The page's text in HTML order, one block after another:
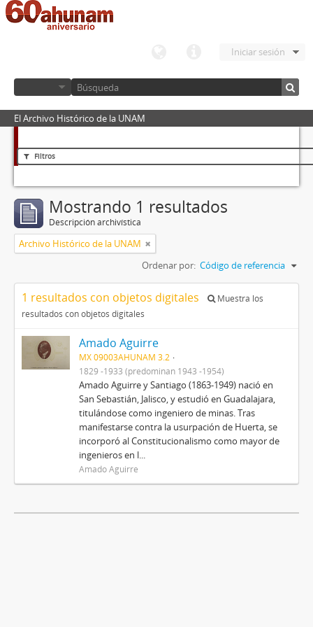
Iniciar sesión
El Archivo Histórico de la UNAM
Filtros
Mostrando 1 resultados
Descripción archivística
Archivo Histórico de la UNAM
Ordenar por: Código de referencia
1 resultados con objetos digitales
Muestra los
resultados con objetos digitales
Amado Aguirre
MX 09003AHUNAM 3.2
1829 -1933 (predominan 1943 -1954)
Amado Aguirre y Santiago (1863-1949) nació en
San Sebastián, Jalisco, y estudió en Guadalajara,
titulándose como ingeniero de minas. Tras
manifestarse contra la usurpación de Huerta, se
incorporó al Constitucionalismo como mayor de
ingenieros en l...
Amado Aguirre